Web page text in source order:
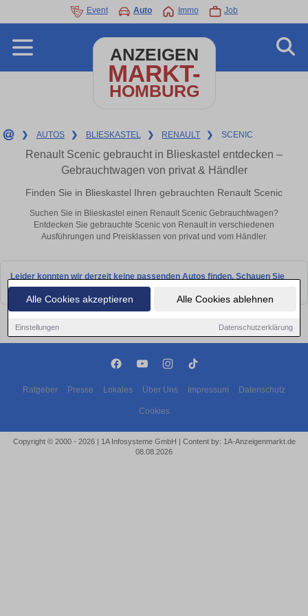
Alle Cookies akzeptieren Alle Cookies ablehnen
Einstellungen Datenschutzerklärung
Event Auto Immo Job
ANZEIGEN
MARKT-
HOMBURG
❯ AUTOS ❯ BLIESKASTEL ❯ RENAULT ❯ SCENIC
Renault Scenic gebraucht in Blieskastel entdecken –
Gebrauchtwagen von privat & Händler
Finden Sie in Blieskastel Ihren gebrauchten Renault Scenic
Suchen Sie in Blieskastel einen Renault Scenic Gebrauchtwagen?
Entdecken Sie gebrauchte Scenic von Renault in verschiedenen
Ausführungen und Preisklassen von privat und vom Händler.
Leider konnten wir derzeit keine passenden Autos finden. Schauen Sie
bald wieder vorbei!
Ratgeber Presse Lokales Über Uns Impressum Datenschutz
Cookies
Copyright © 2000 - 2026 | 1A Infosysteme GmbH | Content by: 1A-Anzeigenmarkt.de
08.08.2026